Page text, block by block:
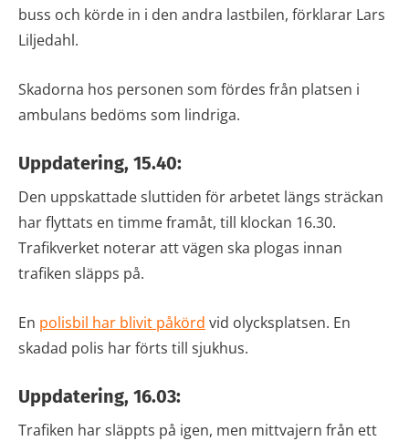
buss och körde in i den andra lastbilen, förklarar Lars
Liljedahl.
Skadorna hos personen som fördes från platsen i
ambulans bedöms som lindriga.
Uppdatering, 15.40:
Den uppskattade sluttiden för arbetet längs sträckan
har flyttats en timme framåt, till klockan 16.30.
Trafikverket noterar att vägen ska plogas innan
trafiken släpps på.
En polisbil har blivit påkörd vid olycksplatsen. En
skadad polis har förts till sjukhus.
Uppdatering, 16.03:
Trafiken har släppts på igen, men mittvajern från ett